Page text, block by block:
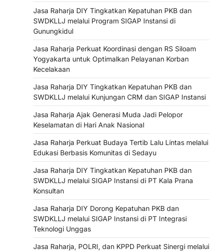
Jasa Raharja DIY Tingkatkan Kepatuhan PKB dan
SWDKLLJ melalui Program SIGAP Instansi di
Gunungkidul
Jasa Raharja Perkuat Koordinasi dengan RS Siloam
Yogyakarta untuk Optimalkan Pelayanan Korban
Kecelakaan
Jasa Raharja DIY Tingkatkan Kepatuhan PKB dan
SWDKLLJ melalui Kunjungan CRM dan SIGAP Instansi
Jasa Raharja Ajak Generasi Muda Jadi Pelopor
Keselamatan di Hari Anak Nasional
Jasa Raharja Perkuat Budaya Tertib Lalu Lintas melalui
Edukasi Berbasis Komunitas di Sedayu
Jasa Raharja DIY Tingkatkan Kepatuhan PKB dan
SWDKLLJ melalui SIGAP Instansi di PT Kala Prana
Konsultan
Jasa Raharja DIY Dorong Kepatuhan PKB dan
SWDKLLJ melalui SIGAP Instansi di PT Integrasi
Teknologi Unggas
Jasa Raharja, POLRI, dan KPPD Perkuat Sinergi melalui